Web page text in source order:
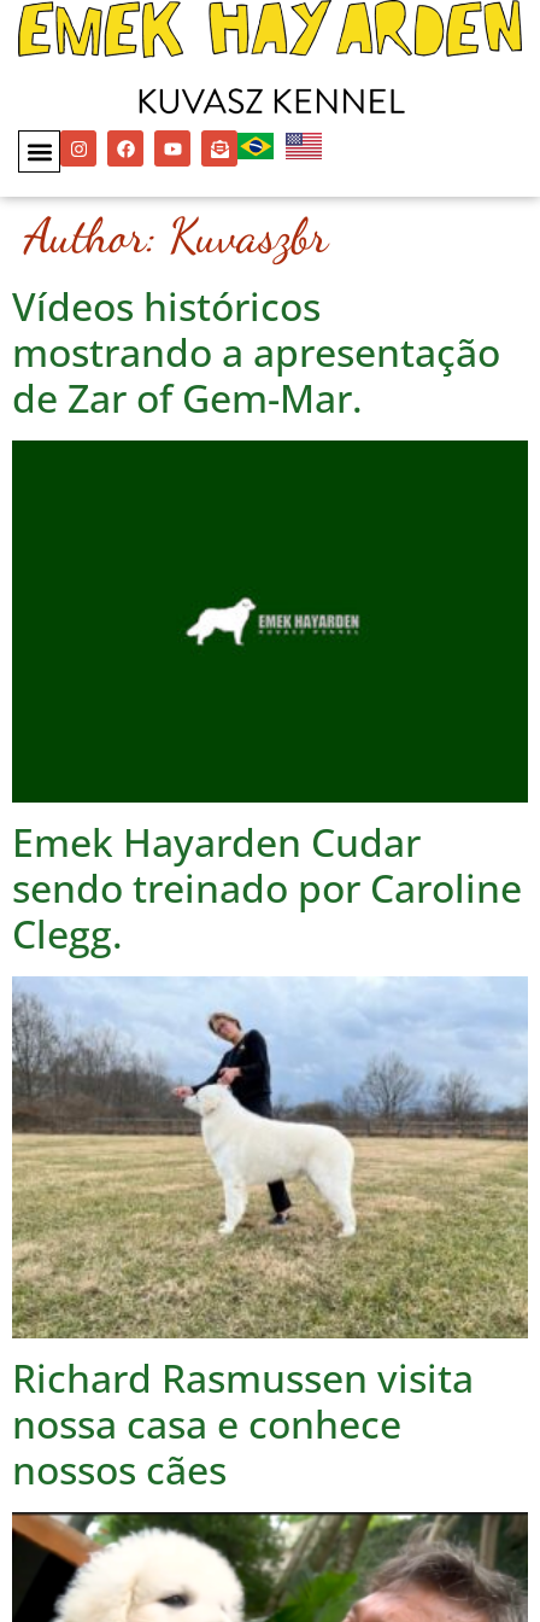
Author: Kuvaszbr
Vídeos históricos
mostrando a apresentação
de Zar of Gem-Mar.
Emek Hayarden Cudar
sendo treinado por Caroline
Clegg.
Richard Rasmussen visita
nossa casa e conhece
nossos cães